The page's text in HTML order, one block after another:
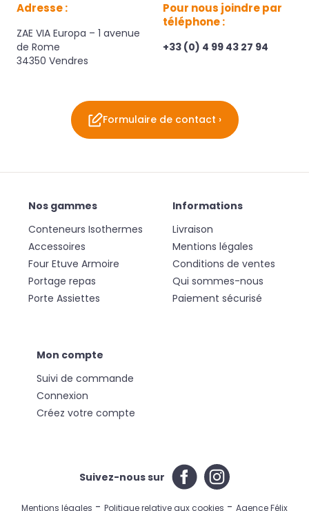
Adresse :
ZAE VIA Europa – 1 avenue
de Rome
34350 Vendres
Pour nous joindre par
téléphone :
+33 (0) 4 99 43 27 94
Formulaire de contact ›
Nos gammes
Conteneurs Isothermes
Accessoires
Four Etuve Armoire
Portage repas
Porte Assiettes
Informations
Livraison
Mentions légales
Conditions de ventes
Qui sommes-nous
Paiement sécurisé
Mon compte
Suivi de commande
Connexion
Créez votre compte
Suivez-nous sur
Mentions légales - Politique relative aux cookies - Agence Félix